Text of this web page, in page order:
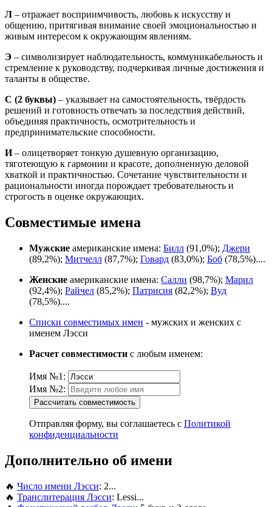
Л – отражает восприимчивость, любовь к искусству и
общению, притягивая внимание своей эмоциональностью и
живым интересом к окружающим явлениям.
Э – символизирует наблюдательность, коммуникабельность и
стремление к руководству, подчеркивая личные достижения и
таланты в обществе.
С (2 буквы) – указывает на самостоятельность, твёрдость
решений и готовность отвечать за последствия действий,
объединяя практичность, осмотрительность и
предпринимательские способности.
И– олицетворяет тонкую душевную организацию,
тяготеющую к гармонии и красоте, дополненную деловой
хваткой и практичностью. Сочетание чувствительности и
рациональности иногда порождает требовательность и
строгость в оценке окружающих.
Совместимые имена
Мужские американские имена: Билл (91,0%); Джери
(89,2%); Митчелл (87,7%); Говард (83,0%); Боб (78,5%)....
Женские американские имена: Салли (98,7%); Марил
(92,4%); Райчел (85,2%); Патрисия (82,2%); Вуд
(78,5%)....
Списки совместимых имен - мужских и женских с
именем Лэсси
Расчет совместимости с любым именем:
Имя №1:
Имя №2:
Рассчитать совместимость
Отправляя форму, вы соглашаетесь с Политикой
конфиденциальности
Дополнительно об имени
🔥 Число имени Лэсси: 2...
🔥 Транслитерация Лэсси: Lessi...